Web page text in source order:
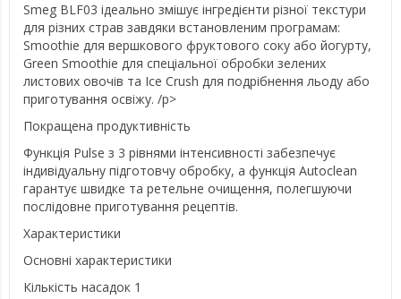
Smeg BLF03 ідеально змішує інгредієнти різної текстури
для різних страв завдяки встановленим програмам:
Smoothie для вершкового фруктового соку або йогурту,
Green Smoothie для спеціальної обробки зелених
листових овочів та Ice Crush для подрібнення льоду або
приготування освіжу. /p>
Покращена продуктивність
Функція Pulse з 3 рівнями інтенсивності забезпечує
індивідуальну підготовчу обробку, а функція Autoclean
гарантує швидке та ретельне очищення, полегшуючи
послідовне приготування рецептів.
Характеристики
Основні характеристики
Кількість насадок 1